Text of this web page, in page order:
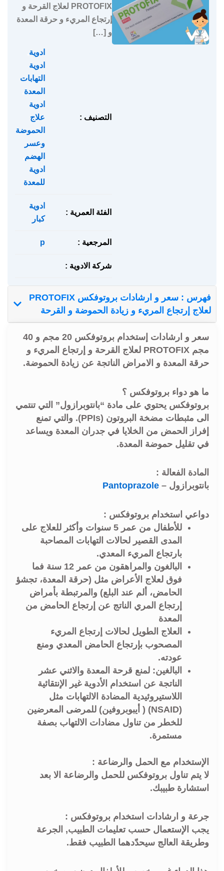
PROTOFIX لعلاج القرحة و
إرتجاع المريء و حرقة المعدة
و […]
التصنيف :
ادوية
ادوية
التهابات
المعدة
ادوية
علاج
الحموضة
وعسر
الهضم
ادوية
للمعدة
الفئة العمرية :
ادوية
كبار
المرجعية : p
شركة الادوية :
فهرس : سعر و ارشادات بروتوفكس PROTOFIX
لعلاج إرتجاع المريء و زيادة الحموضة و القرحة
سعر و ارشادات إستخدام بروتوفكس 20 مجم و 40
مجم PROTOFIX لعلاج القرحة و إرتجاع المريء و
حرقة المعدة و الامراض الناتجة عن زيادة الحموضة.
ما هو دواء بروتوفكس ؟
بروتوفكس يحتوي على مادة “بانتوبرازول” التي تنتمي
الى مثبطات مضخة البروتون (PPIs). والتي تمنع
إفراز الحمض من الخلايا في جدران المعدة ويساعد
في تقليل حموضة المعدة.
المادة الفعالة :
بانتوبرازول – Pantoprazole
دواعي استخدام بروتوفكس :
للأطفال من عمر 5 سنوات وأكثر للعلاج على
المدى القصير لحالات التهابات المصاحبة
بارتجاع المريء المعدي.
البالغون والمراهقون من عمر 12 سنة فما
فوق لعلاج الأعراض مثل (حرقة المعدة، تجشؤ
الحامض، ألم عند البلع) والمرتبطة بأمراض
إرتجاع المري الناتج عن إرتجاع الحامض من
المعدة
العلاج الطويل لحالات إرتجاع المريء
المصحوب بإرتجاع الحامض المعدي ومنع
عودته.
البالغين: لمنع قرحة المعدة والاثني عشر
الناتجة عن استخدام الأدوية غير الإنتقائية
اللاستيروئيدية المضادة الالتهابات مثل
(NSAID) ( أيبوبروفين) للمرضى المعرضين
للخطر من تناول مضادات الالتهاب بصفة
مستمرة.
الإستخدام مع الحمل والرضاعة :
لا يتم تناول بروتوفكس للحمل والرضاعة الا بعد
استشارة طبيبك.
جرعة و ارشادات استخدام بروتوفكس :
يجب الإستعمال حسب تعليمات الطبيب, الجرعة
وطريقة العالج سيحدّدهما الطبيب فقط.